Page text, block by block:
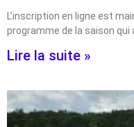
L’inscription en ligne est
programme de la saison qui
Lire la suite »